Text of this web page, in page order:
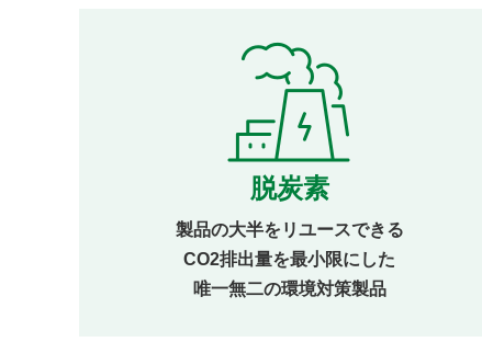
脱炭素
製品の大半をリユースできる
CO2排出量を最小限にした
唯一無二の環境対策製品